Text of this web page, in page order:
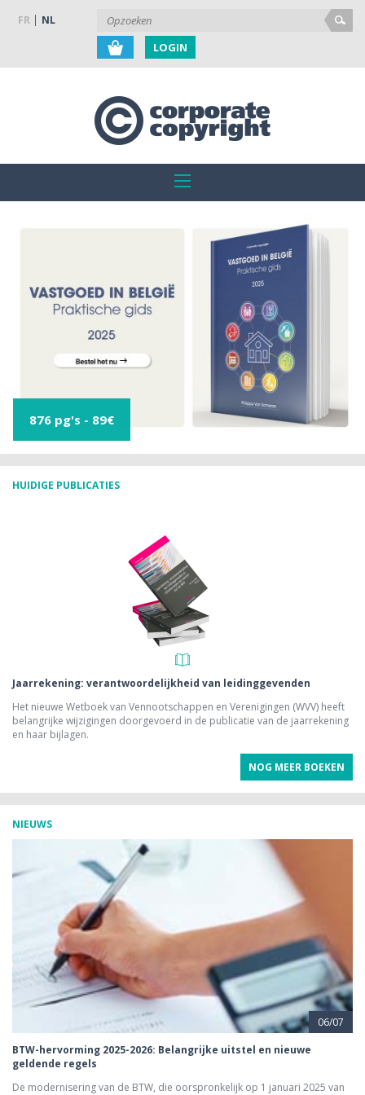
FR NL
LOGIN
876 pg's - 89€
HUIDIGE PUBLICATIES
Jaarrekening: verantwoordelijkheid van leidinggevenden
Het nieuwe Wetboek van Vennootschappen en Verenigingen (WVV) heeft
belangrijke wijzigingen doorgevoerd in de publicatie van de jaarrekening
en haar bijlagen.
NOG MEER BOEKEN
NIEUWS
06/07
BTW-hervorming 2025-2026: Belangrijke uitstel en nieuwe
geldende regels
De modernisering van de BTW, die oorspronkelijk op 1 januari 2025 van